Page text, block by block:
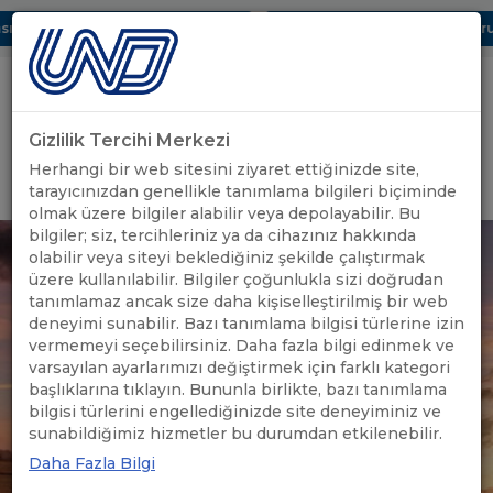
Dijital UBAK Bölümü Hakkında UND, Yunanistan Vize
Uluslararası Nakliyeciler Derneği
GİRİŞ YAP
Gizlilik Tercihi Merkezi
Herhangi bir web sitesini ziyaret ettiğinizde site,
tarayıcınızdan genellikle tanımlama bilgileri biçiminde
olmak üzere bilgiler alabilir veya depolayabilir. Bu
bilgiler; siz, tercihleriniz ya da cihazınız hakkında
olabilir veya siteyi beklediğiniz şekilde çalıştırmak
üzere kullanılabilir. Bilgiler çoğunlukla sizi doğrudan
tanımlamaz ancak size daha kişiselleştirilmiş bir web
deneyimi sunabilir. Bazı tanımlama bilgisi türlerine izin
vermemeyi seçebilirsiniz. Daha fazla bilgi edinmek ve
varsayılan ayarlarımızı değiştirmek için farklı kategori
başlıklarına tıklayın. Bununla birlikte, bazı tanımlama
bilgisi türlerini engellediğinizde site deneyiminiz ve
sunabildiğimiz hizmetler bu durumdan etkilenebilir.
Daha Fazla Bilgi